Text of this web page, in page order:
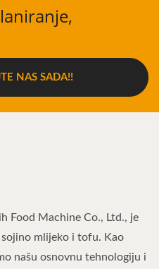
NAS SADA!!
Food Machine Co., Ltd., je
mlijeko i tofu. Kao
našu osnovnu tehnologiju i